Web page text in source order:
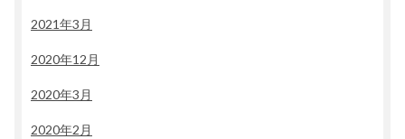
2021年3月
2020年12月
2020年3月
2020年2月